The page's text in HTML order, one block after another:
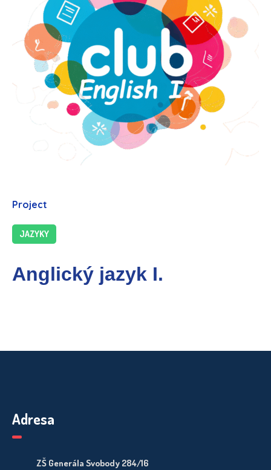
Project
JAZYKY
Anglický jazyk I.
Adresa
ZŠ Generála Svobody 284/16